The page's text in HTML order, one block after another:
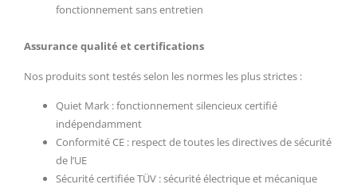
fonctionnement sans entretien
Assurance qualité et certifications
Nos produits sont testés selon les normes les plus strictes :
Quiet Mark : fonctionnement silencieux certifié
indépendamment
Conformité CE : respect de toutes les directives de sécurité
de l’UE
Sécurité certifiée TÜV : sécurité électrique et mécanique